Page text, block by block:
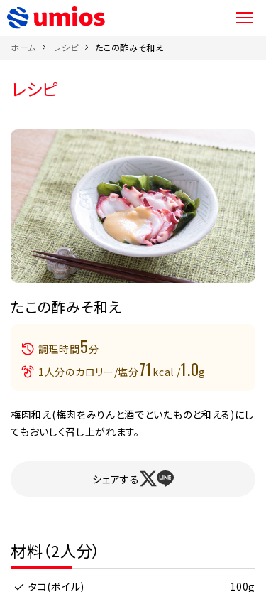
ホーム レシピ たこの酢みそ和え
レシピ
たこの酢みそ和え
調理時間5分
1人分のカロリー/塩分71 kcal /1.0g
梅肉和え(梅肉をみりんと酒でといたものと和える)にし
てもおいしく召し上がれます。
シェアする
材料（2人分）
タコ(ボイル) 100g